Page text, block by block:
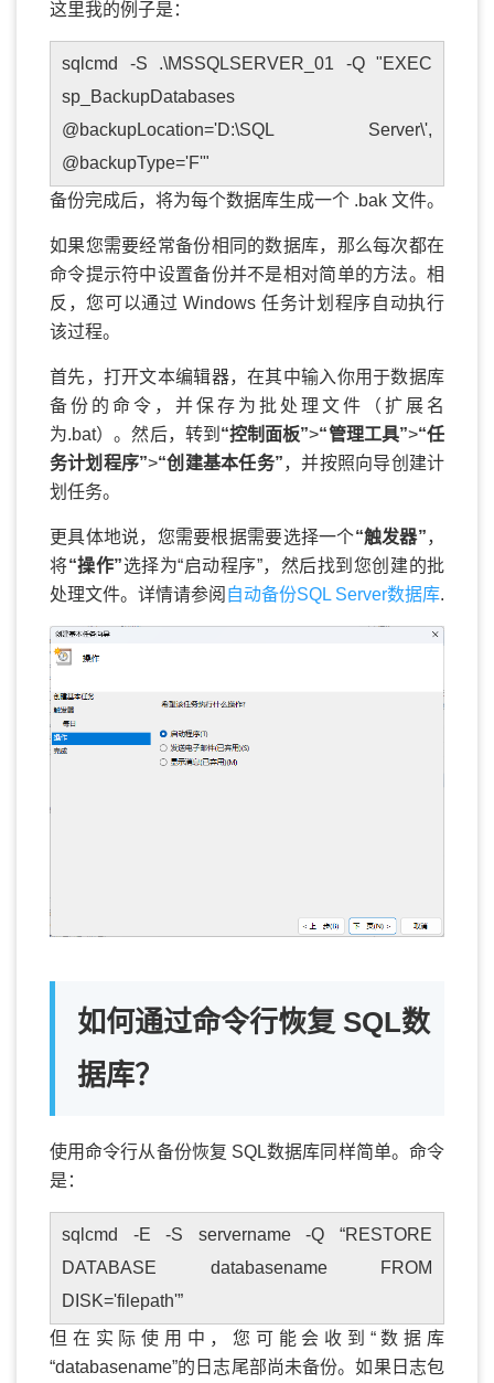
这里我的例子是：
sqlcmd -S .\MSSQLSERVER_01 -Q "EXEC
sp_BackupDatabases
@backupLocation='D:\SQL Server\',
@backupType='F'"
备份完成后，将为每个数据库生成一个 .bak 文件。
如果您需要经常备份相同的数据库，那么每次都在
命令提示符中设置备份并不是相对简单的方法。相
反，您可以通过 Windows 任务计划程序自动执行
该过程。
首先，打开文本编辑器，在其中输入你用于数据库
备份的命令，并保存为批处理文件（扩展名
为.bat）。然后，转到 “控制面板”>“管理工具”>“任
务计划程序”>“创建基本任务”，并按照向导创建计
划任务。
更具体地说，您需要根据需要选择一个“触发器”，
将“操作”选择为“启动程序”，然后找到您创建的批
处理文件。详情请参阅 自动备份SQL Server数据库.
如何通过命令行恢复 SQL数
据库？
使用命令行从备份恢复 SQL数据库同样简单。命令
是：
sqlcmd -E -S servername -Q “RESTORE
DATABASE databasename FROM
DISK='filepath'”
但在实际使用中，您可能会收到“数据库
“databasename”的日志尾部尚未备份。如果日志包